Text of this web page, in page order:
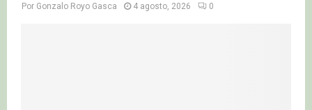
Por Gonzalo Royo Gasca 4 agosto, 2026 0